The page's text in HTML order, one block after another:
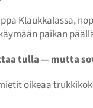
Klaukkalassa,
paikan
tulla — mutta
oikeaa